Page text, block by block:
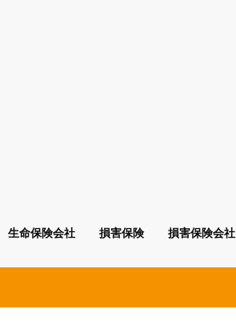
生命保険会社 損害保険 損害保険会社